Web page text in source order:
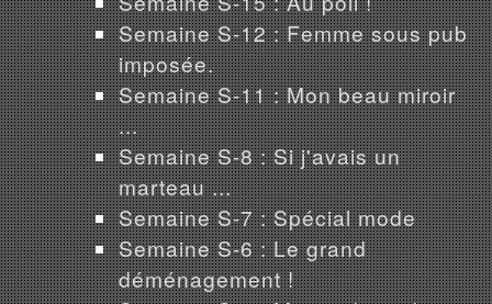
Semaine S-12 : Femme sous pub
imposée.
Semaine S-11 : Mon beau miroir
...
Semaine S-8 : Si j'avais un
marteau ...
Semaine S-7 : Spécial mode
Semaine S-6 : Le grand
déménagement !